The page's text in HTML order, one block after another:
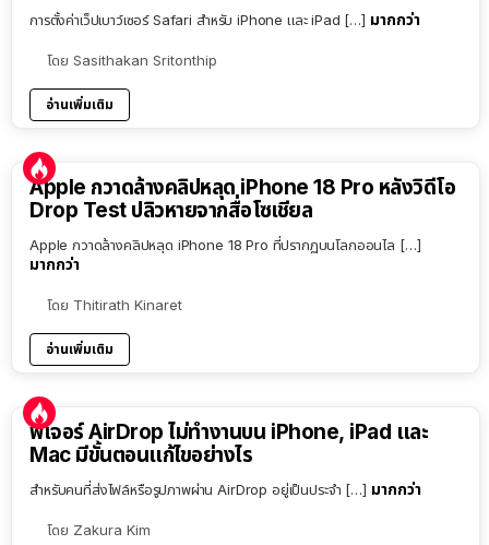
การตั้งค่าเว็ปเบาว์เซอร์ Safari สำหรับ iPhone และ iPad […] มากกว่า
โดย Sasithakan Sritonthip
อ่านเพิ่มเติม
Apple กวาดล้างคลิปหลุด iPhone 18 Pro หลังวิดีโอ
Drop Test ปลิวหายจากสื่อโซเชียล
Apple กวาดล้างคลิปหลุด iPhone 18 Pro ที่ปรากฏบนโลกออนไล […]
มากกว่า
โดย Thitirath Kinaret
อ่านเพิ่มเติม
ฟีเจอร์ AirDrop ไม่ทำงานบน iPhone, iPad และ
Mac มีขั้นตอนแก้ไขอย่างไร
สำหรับคนที่ส่งไฟล์หรือรูปภาพผ่าน AirDrop อยู่เป็นประจำ […] มากกว่า
โดย Zakura Kim